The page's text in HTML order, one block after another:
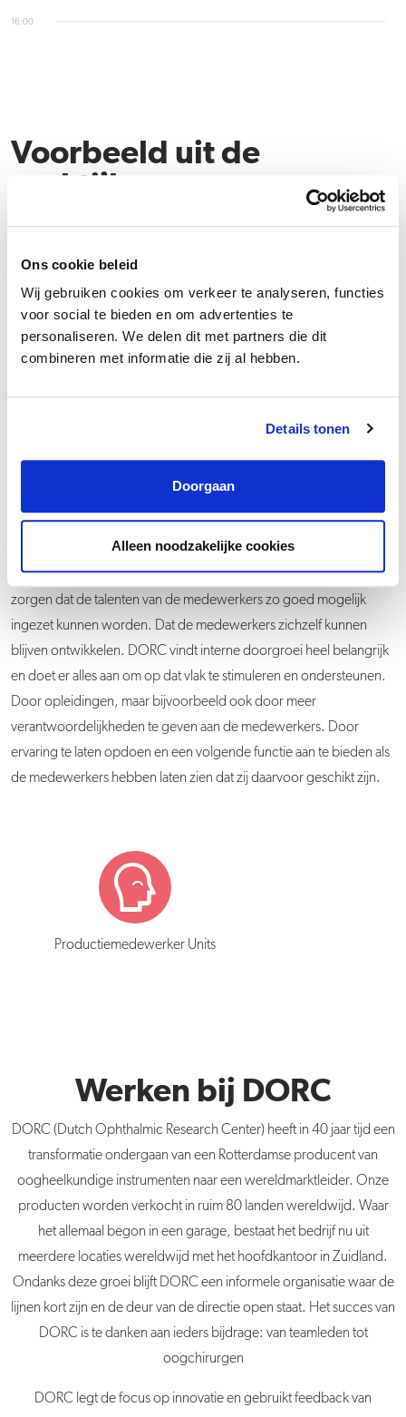
Ons cookie beleid
Wij gebruiken cookies om verkeer te analyseren, functies
voor social te bieden en om advertenties te
personaliseren. We delen dit met partners die dit
combineren met informatie die zij al hebben.
Details tonen
Doorgaan
Alleen noodzakelijke cookies
16:00
Voorbeeld uit de
praktijk
Wat doe je?
Groeipad
Door gezamenlijke kennis en inzet kunnen mensen wereldwijd
weer zien. Daarom is het logisch dat DORC alles op alles zet om te
zorgen dat de talenten van de medewerkers zo goed mogelijk
ingezet kunnen worden. Dat de medewerkers zichzelf kunnen
blijven ontwikkelen. DORC vindt interne doorgroei heel belangrijk
en doet er alles aan om op dat vlak te stimuleren en ondersteunen.
Door opleidingen, maar bijvoorbeeld ook door meer
verantwoordelijkheden te geven aan de medewerkers. Door
ervaring te laten opdoen en een volgende functie aan te bieden als
de medewerkers hebben laten zien dat zij daarvoor geschikt zijn.
Productiemedewerker Units
Werken bij DORC
DORC (Dutch Ophthalmic Research Center) heeft in 40 jaar tijd een
transformatie ondergaan van een Rotterdamse producent van
oogheelkundige instrumenten naar een wereldmarktleider. Onze
producten worden verkocht in ruim 80 landen wereldwijd. Waar
het allemaal begon in een garage, bestaat het bedrijf nu uit
meerdere locaties wereldwijd met het hoofdkantoor in Zuidland.
Ondanks deze groei blijft DORC een informele organisatie waar de
lijnen kort zijn en de deur van de directie open staat. Het succes van
DORC is te danken aan ieders bijdrage: van teamleden tot
oogchirurgen
DORC legt de focus op innovatie en gebruikt feedback van